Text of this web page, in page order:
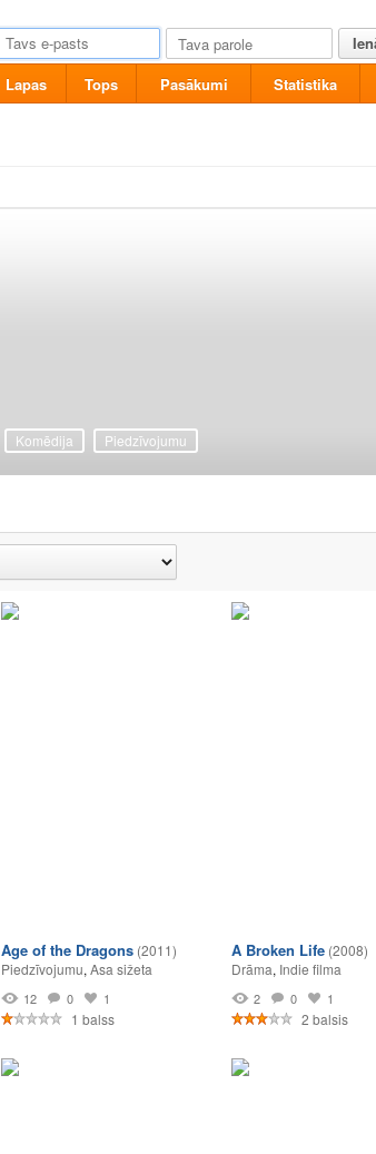
Lapas Tops Pasākumi Statistika
Komēdija Piedzīvojumu
Age of the Dragons (2011)
Piedzīvojumu, Asa sižeta
12 0 1
1 balss
A Broken Life (2008)
Drāma, Indie filma
2 0 1
2 balsis